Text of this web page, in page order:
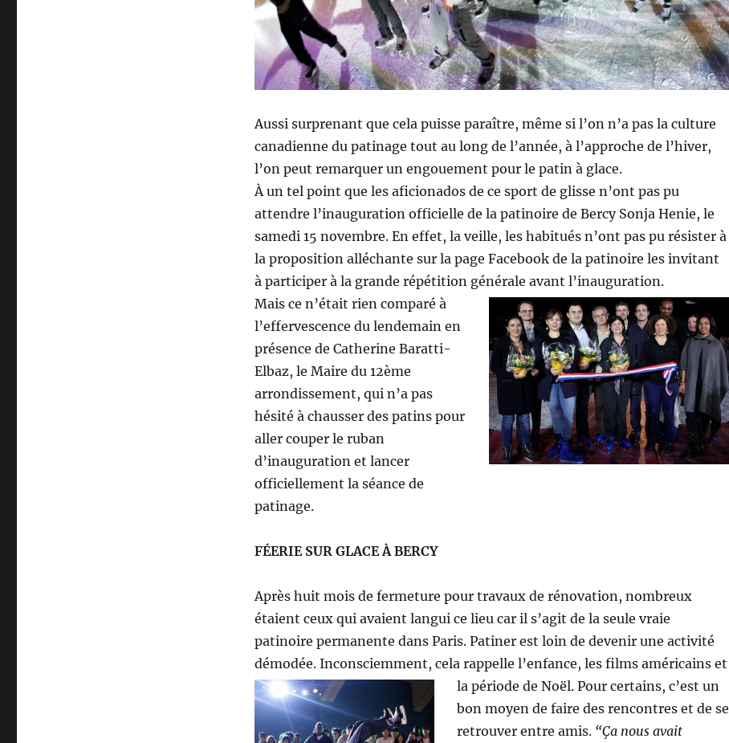
Aussi surprenant que cela puisse paraître, même si l’on n’a pas la culture
canadienne du patinage tout au long de l’année, à l’approche de l’hiver,
l’on peut remarquer un engouement pour le patin à glace.
À un tel point que les aficionados de ce sport de glisse n’ont pas pu
attendre l’inauguration officielle de la patinoire de Bercy Sonja Henie, le
samedi 15 novembre. En effet, la veille, les habitués n’ont pas pu résister à
la proposition alléchante sur la page Facebook de la patinoire les invitant
à participer à la grande répétition générale avant l’inauguration.
Mais ce n’était rien comparé à
l’effervescence du lendemain en
présence de Catherine Baratti-
Elbaz, le Maire du 12ème
arrondissement, qui n’a pas
hésité à chausser des patins pour
aller couper le ruban
d’inauguration et lancer
officiellement la séance de
patinage.
FÉERIE SUR GLACE À BERCY
Après huit mois de fermeture pour travaux de rénovation, nombreux
étaient ceux qui avaient langui ce lieu car il s’agit de la seule vraie
patinoire permanente dans Paris. Patiner est loin de devenir une activité
démodée. Inconsciemment, cela rappelle l’enfance, les films américains et
la période de Noël. Pour certains, c’est un
bon moyen de faire des rencontres et de se
retrouver entre amis. “Ça nous avait